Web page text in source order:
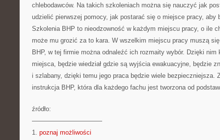
chlebodawców. Na takich szkoleniach można się nauczyć jak
udzielić pierwszej pomocy, jak postarać się o miejsce pracy, aby
Szkolenia BHP to nieodzowność w każdym miejscu pracy, o ile
może mu grozić za to kara. W wszelkim miejscu pracy muszą
BHP, w tej firmie można odnaleźć ich rozmaity wybór. Dzięki nim
miejsca, będzie wiedział gdzie są wyjścia ewakuacyjne, będzie
i szlabany, dzięki temu jego praca będzie wiele bezpieczniejsza.
instrukcja BHP, która dla każdego fachu jest tworzona od
źródło:
———————————
1. poznaj możliwości